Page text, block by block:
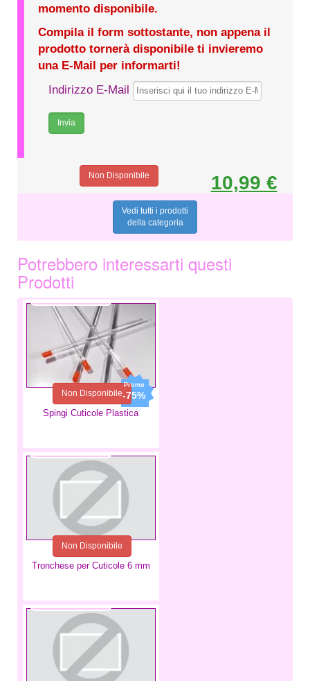
momento disponibile.
Compila il form sottostante, non appena il
prodotto tornerà disponibile ti invieremo
una E-Mail per informarti!
Indirizzo E-Mail
10,99 €
Non Disponibile
Vedi tutti i prodotti
della categoria
Potrebbero interessarti questi
Prodotti
-75%
Spingi Cuticole Plastica
1,50 € 0,37 €
Non Disponibile
Tronchese per Cuticole 6 mm
12,99 €
Non Disponibile
0,80 €